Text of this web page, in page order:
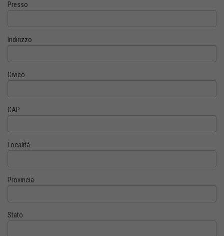
Presso
Indirizzo
Civico
CAP
Località
Provincia
Stato